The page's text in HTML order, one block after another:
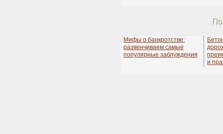
Мифы о банкротстве:
развенчиваем самые
популярные заблуждения
и